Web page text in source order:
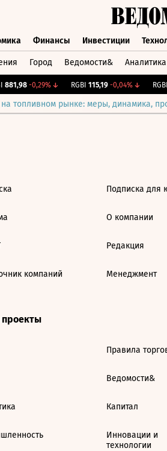
Финансы Инвестиции
Город Ведомости& Аналитика
881,98 -0,29%↓ RGBI 115,19 -0,04%↓
на топливном рынке: меры, динамика,
компаний
Подписка для
О компании
Редакция
Менеджмент
Правила
Ведомости&
Капитал
Инновации и
технологии